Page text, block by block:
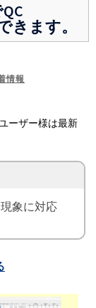
きます。
情報
ーザー様は最新
象に対応